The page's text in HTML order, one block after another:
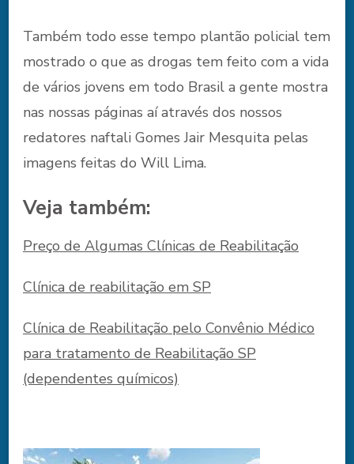
Também todo esse tempo plantão policial tem
mostrado o que as drogas tem feito com a vida
de vários jovens em todo Brasil a gente mostra
nas nossas páginas aí através dos nossos
redatores naftali Gomes Jair Mesquita pelas
imagens feitas do Will Lima.
Veja também:
Preço de Algumas Clínicas de Reabilitação
Clínica de reabilitação em SP
Clínica de Reabilitação pelo Convênio Médico
para tratamento de Reabilitação SP
(dependentes químicos)